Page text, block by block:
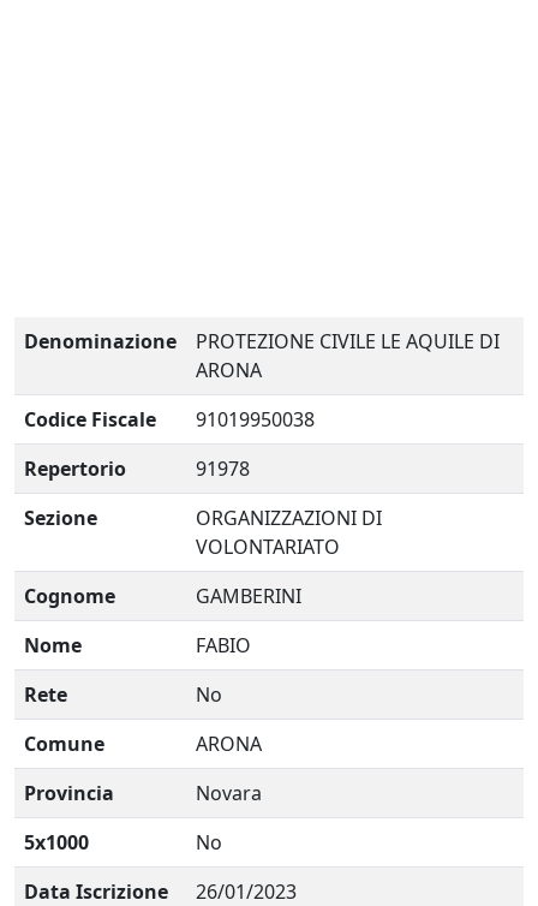
Denominazione
PROTEZIONE CIVILE LE AQUILE DI
ARONA
Codice Fiscale
91019950038
Repertorio
91978
Sezione
ORGANIZZAZIONI DI
VOLONTARIATO
Cognome
GAMBERINI
Nome
FABIO
Rete
No
Comune
ARONA
Provincia
Novara
5x1000
No
Data Iscrizione
26/01/2023